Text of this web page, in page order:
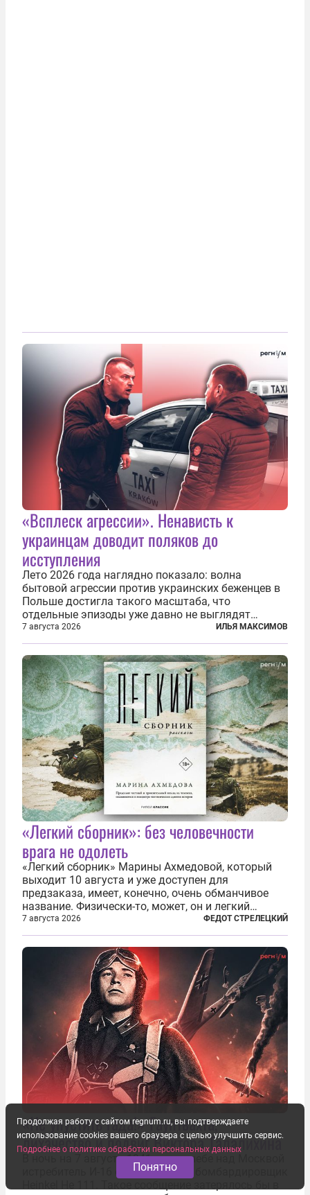
«Всплеск агрессии». Ненависть к
украинцам доводит поляков до
исступления
Лето 2026 года наглядно показало: волна
бытовой агрессии против украинских беженцев в
Польше достигла такого масштаба, что
отдельные эпизоды уже давно не выглядят
случайными. Поляки, судя по происходящему,
буквально теряют рассудок от ненависти к
украинским беженцам, и каждый новый случай
по-своему...
7 августа 2026 ИЛЬЯ МАКСИМОВ
«Легкий сборник»: без человечности
врага не одолеть
«Легкий сборник» Марины Ахмедовой, который
выходит 10 августа и уже доступен для
предзаказа, имеет, конечно, очень обманчивое
название. Физически-то, может, он и легкий
относительно. Но метафизически —
безотносительно тяжелый. Десять рассказов,
каждый из которых напрямую или косвенно (в
основном —...
7 августа 2026 ФЕДОТ СТРЕЛЕЦКИЙ
«Не упустить гада!» Гауптвахта,
лихачество и подвиг Виктора Талалихина
В ночь на 7 августа 1941 года в небе над Москвой
истребитель И-16 сбил немецкий бомбардировщик
Продолжая работу с сайтом regnum.ru, вы подтверждаете
использование cookies вашего браузера с целью улучшить сервис.
Подробнее о политике обработки персональных данных
Понятно